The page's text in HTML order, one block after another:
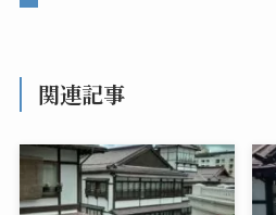
関連記事